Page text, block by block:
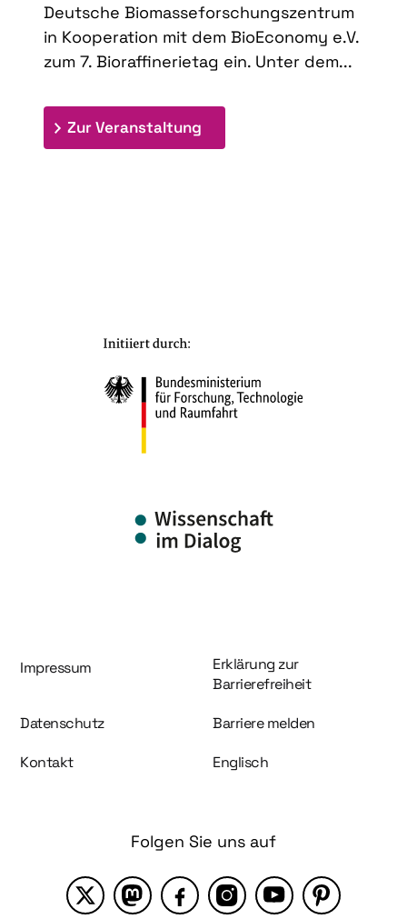
Deutsche Biomasseforschungszentrum
in Kooperation mit dem BioEconomy e.V.
zum 7. Bioraffinerietag ein. Unter dem...
Zur Veranstaltung
Information und Service
Impressum
Erklärung zur
Barrierefreiheit
Datenschutz Barriere melden
Kontakt Englisch
Folgen Sie uns auf